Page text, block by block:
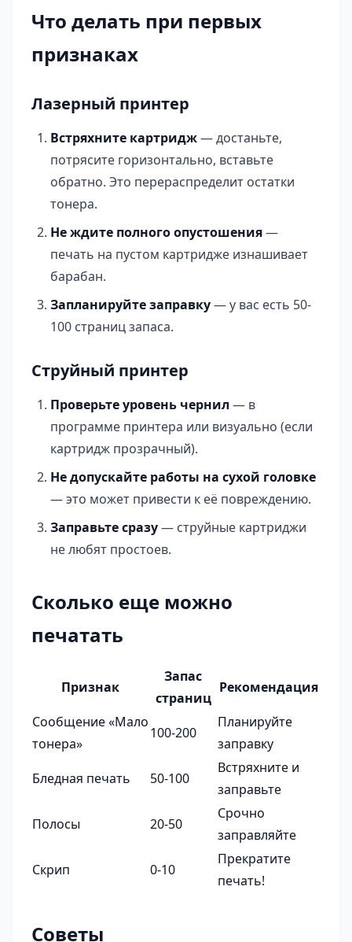
Что делать при первых
признаках
Лазерный принтер
Встряхните картридж— достаньте,
потрясите горизонтально, вставьте
обратно. Это перераспределит остатки
тонера.
Не ждите полного опустошения—
печать на пустом картридже изнашивает
барабан.
Запланируйте заправку— у вас есть 50-
100 страниц запаса.
Струйный принтер
Проверьте уровень чернил — в
программе принтера или визуально (если
картридж прозрачный).
Не допускайте работы на сухой головке
— это может привести к её повреждению.
Заправьте сразу— струйные картриджи
не любят простоев.
Сколько еще можно
печатать
Признак
Запас
страниц
Рекомендация
Сообщение «Мало
тонера»
100-200
Планируйте
заправку
Бледная печать
50-100
Встряхните и
заправьте
Полосы
20-50
Срочно
заправляйте
Скрип
0-10
Прекратите
печать!
Советы